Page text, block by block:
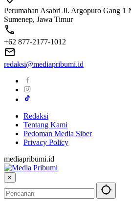
Perumahan Asabri Jl. Argopuro Gang 1
Sumenep, Jawa Timur
+62 877-2177-1012
redaksi@mediapribumi.id
Redaksi
Tentang Kami
Pedoman Media Siber
Privacy Policy
mediapribumi.id
×